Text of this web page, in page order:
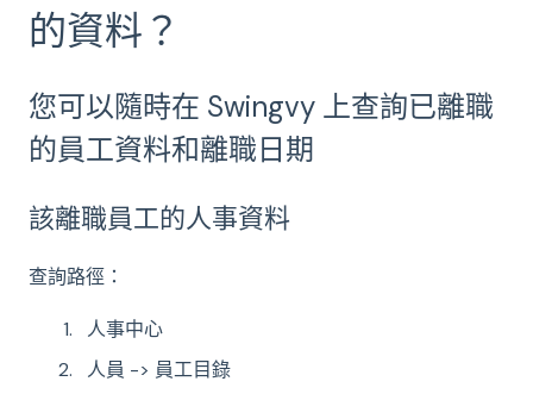
的資料？
您可以隨時在 Swingvy 上查詢已離職
的員工資料和離職日期
該離職員工的人事資料
查詢路徑：
人事中心
人員 -> 員工目錄